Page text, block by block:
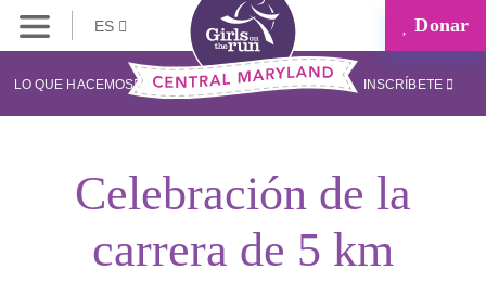
ES Donar
LO QUE HACEMOS INSCRÍBETE
Celebración de la
carrera de 5 km